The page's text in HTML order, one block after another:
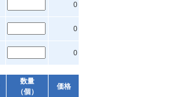
0
0
0
数量
（個）
価格